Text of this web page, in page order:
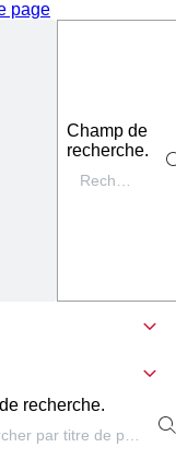
page
Champ de
recherche.
recherche.